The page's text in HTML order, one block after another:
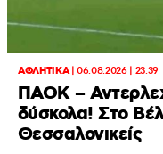
ΑΘΛΗΤΙΚΑ|06.08.2026 | 23:39
ΠΑΟΚ –
δύσκολα! Στο
Θεσσαλονικείς